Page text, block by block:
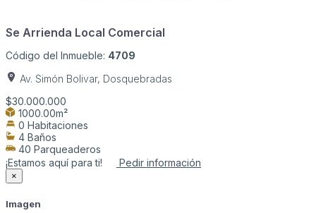
Se Arrienda Local Comercial
Código del Inmueble: 4709
Av. Simón Bolivar, Dosquebradas
$30.000.000
1000.00m²
0 Habitaciones
4 Baños
40 Parqueaderos
¡Estamos aquí para ti!
Pedir información
×
Imagen